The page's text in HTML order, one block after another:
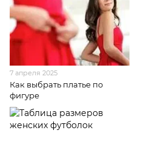
7 апреля 2025
Как выбрать платье по
фигуре